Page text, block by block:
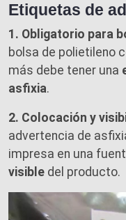
Etiquetas de
1. Obligatorio para
bolsa de polietileno
más debe tener una
asfixia.
2. Colocación y
advertencia de
impresa en una
visible del producto.